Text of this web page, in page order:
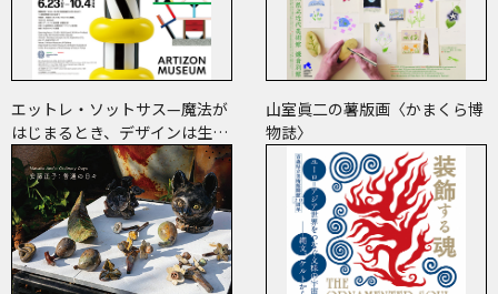
エットレ・ソットサス—魔法が
はじまるとき、デザインは生ま
れる
山室眞二の薯版画〈かまくら博
物誌〉